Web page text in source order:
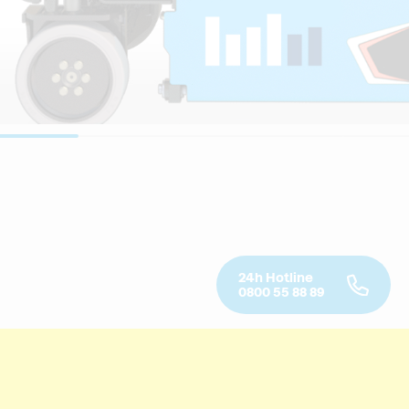
24h Hotline
0800 55 88 89